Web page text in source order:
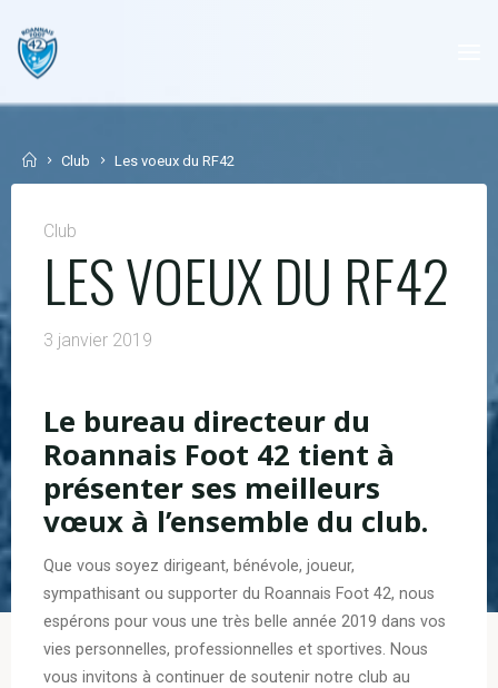
content
Home
Club Les voeux du RF42
Club
LES VOEUX DU RF42
3 janvier 2019
Le bureau directeur du
Roannais Foot 42 tient à
présenter ses meilleurs
vœux à l’ensemble du club.
Que vous soyez dirigeant, bénévole, joueur,
sympathisant ou supporter du Roannais Foot 42, nous
espérons pour vous une très belle année 2019 dans vos
vies personnelles, professionnelles et sportives. Nous
vous invitons à continuer de soutenir notre club au